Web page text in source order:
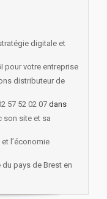
digitale et
pour votre entreprise
distributeur de
57 52 02 07 dans
son site et sa
l’économie
pays de Brest en